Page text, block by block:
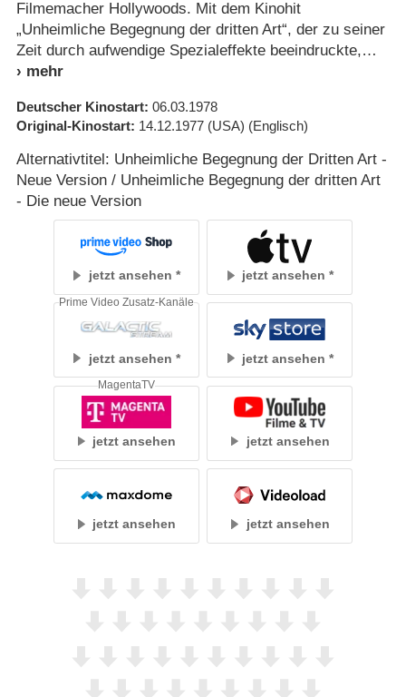
Filmemacher Hollywoods. Mit dem Kinohit
„Unheimliche Begegnung der dritten Art“, der zu seiner
Zeit durch aufwendige Spezialeffekte beeindruckte,
Deutscher Kinostart 06.03.1978
Original-Kinostart 14.12.1977 (USA) (Englisch)
Alternativtitel: Unheimliche Begegnung der Dritten Art -
Neue Version / Unheimliche Begegnung der dritten Art
- Die neue Version
jetzt ansehen jetzt ansehen
jetzt ansehen
Prime Video Zusatz-Kanäle
jetzt ansehen
jetzt ansehen
MagentaTV
jetzt ansehen
jetzt ansehen jetzt ansehen